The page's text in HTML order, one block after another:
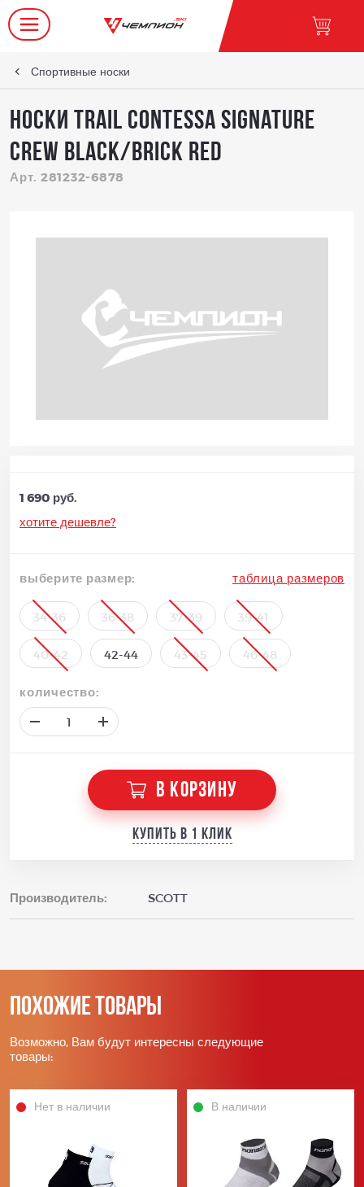
Спортивные носки
Носки Trail Contessa Signature
Crew black/brick red
Арт. 281232-6878
1 690 руб.
хотите дешевле?
выберите размер: таблица размеров
34-36 36-38 37-39 39-41
40-42 42-44 43-45 46-48
количество:
В КОРЗИНУ
Купить в 1 клик
Производитель: SCOTT
Похожие товары
Возможно, Вам будут интересны следующие
товары:
Нет в наличии В наличии